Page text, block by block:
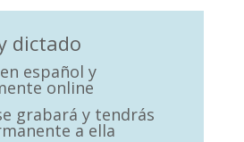
dictado
español y
online
grabará y tendrás
a ella